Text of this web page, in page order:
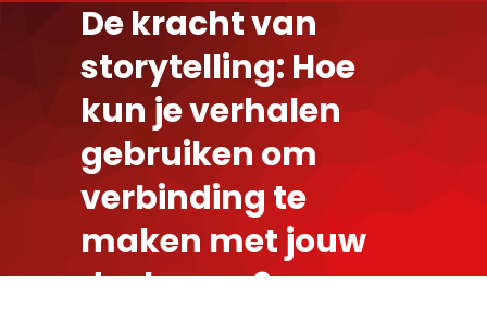
De kracht van
storytelling: Hoe
kun je verhalen
gebruiken om
verbinding te
maken met jouw
doelgroep?